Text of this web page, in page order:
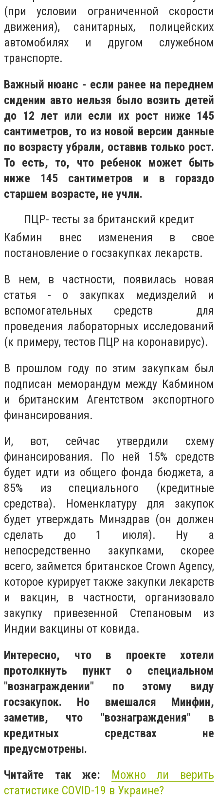
(при условии ограниченной скорости
движения), санитарных, полицейских
автомобилях и другом служебном
транспорте.
Важный нюанс - если ранее на переднем
сидении авто нельзя было возить детей
до 12 лет или если их рост ниже 145
сантиметров, то из новой версии данные
по возрасту убрали, оставив только рост.
То есть, то, что ребенок может быть
ниже 145 сантиметров и в гораздо
старшем возрасте, не учли.
ПЦР- тесты за британский кредит
Кабмин внес изменения в свое
постановление о госзакупках лекарств.
В нем, в частности, появилась новая
статья - о закупках медизделий и
вспомогательных средств для
проведения лабораторных исследований
(к примеру, тестов ПЦР на коронавирус).
В прошлом году по этим закупкам был
подписан меморандум между Кабмином
и британским Агентством экспортного
финансирования.
И, вот, сейчас утвердили схему
финансирования. По ней 15% средств
будет идти из общего фонда бюджета, а
85% из специального (кредитные
средства). Номенклатуру для закупок
будет утверждать Минздрав (он должен
сделать до 1 июля). Ну а
непосредственно закупками, скорее
всего, займется британское Crown Agency,
которое курирует также закупки лекарств
и вакцин, в частности, организовало
закупку привезенной Степановым из
Индии вакцины от ковида.
Интересно, что в проекте хотели
протолкнуть пункт о специальном
"вознаграждении" по этому виду
госзакупок. Но вмешался Минфин,
заметив, что "вознаграждения" в
кредитных средствах не
предусмотрены.
Читайте так же: Можно ли верить
статистике COVID-19 в Украине?